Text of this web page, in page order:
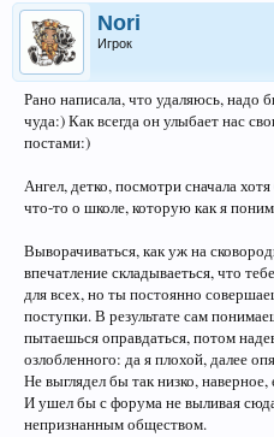
Nori
Игрок
Рано написала, что удаляюсь, надо
чуда:) Как всегда он улыбает нас
постами:)
Ангел, детко, посмотри сначала
что-то о школе, которую как я
Выворачиваться, как уж на
впечатление складываеться, что
для всех, но ты постоянно
поступки. В результате сам
пытаешься оправдаться, потом
озлобленного: да я плохой, далее
Не выглядел бы так низко, наверное,
И ушел бы с форума не выливая
непризнанным обществом.